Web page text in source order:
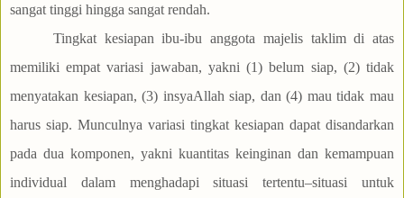
sangat tinggi hingga sangat rendah.
Tingkat kesiapan ibu-ibu anggota majelis taklim di atas
memiliki empat variasi jawaban, yakni (1) belum siap, (2) tidak
menyatakan kesiapan, (3) insyaAllah siap, dan (4) mau tidak mau
harus siap. Munculnya variasi tingkat kesiapan dapat disandarkan
pada dua komponen, yakni kuantitas keinginan dan kemampuan
individual dalam menghadapi situasi tertentu–situasi untuk